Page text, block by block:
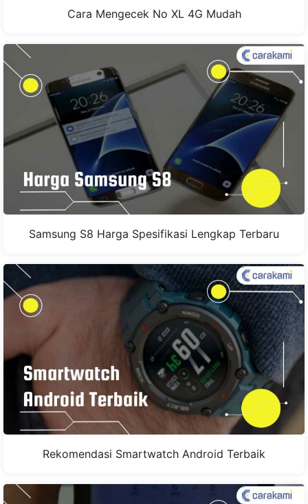
Cara Mengecek No XL 4G Mudah
Samsung S8 Harga Spesifikasi Lengkap Terbaru
Rekomendasi Smartwatch Android Terbaik